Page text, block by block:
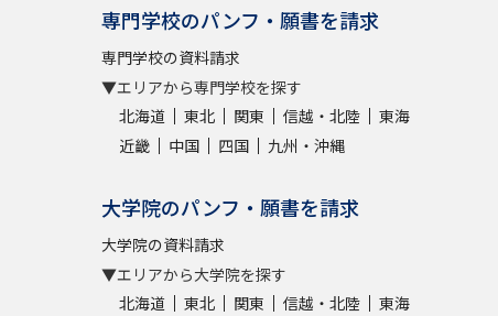
専門学校のパンフ・願書を請求
専門学校の資料請求
▼エリアから専門学校を探す
北海道
東北 関東 信越・北陸
東海
近畿
中国 四国 九州・沖縄
大学院のパンフ・願書を請求
大学院の資料請求
▼エリアから大学院を探す
北海道
東北 関東 信越・北陸
東海